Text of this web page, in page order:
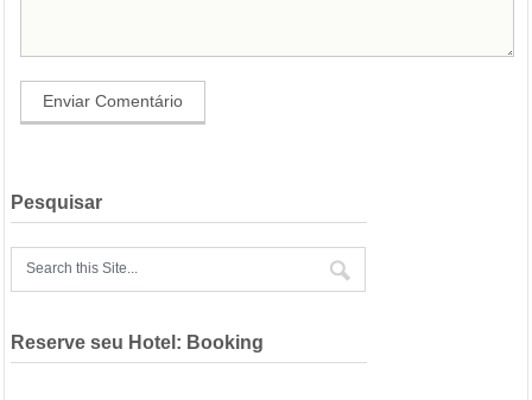
Pesquisar
Reserve seu Hotel: Booking